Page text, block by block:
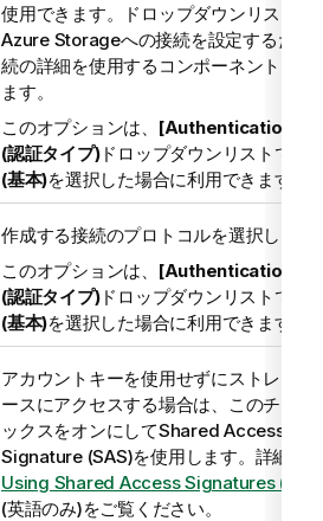
使用できます。ドロップダウンリストか
Azure Storageへの接続を設定するため
続の詳細を使用するコンポーネントを選
ます。
このオプションは、 [Authentication
(認証タイプ)ドロップダウンリストで
(基本)を選択した場合に利用できます。
作成する接続のプロトコルを選択します
このオプションは、 [Authentication
(認証タイプ)ドロップダウンリストで
(基本)を選択した場合に利用できます。
アカウントキーを使用せずにストレージ
ースにアクセスする場合は、このチェッ
ックスをオンにしてShared Access
Signature (SAS)を使用します。詳細は
Using Shared Access Signatures
(英語のみ)をご覧ください。